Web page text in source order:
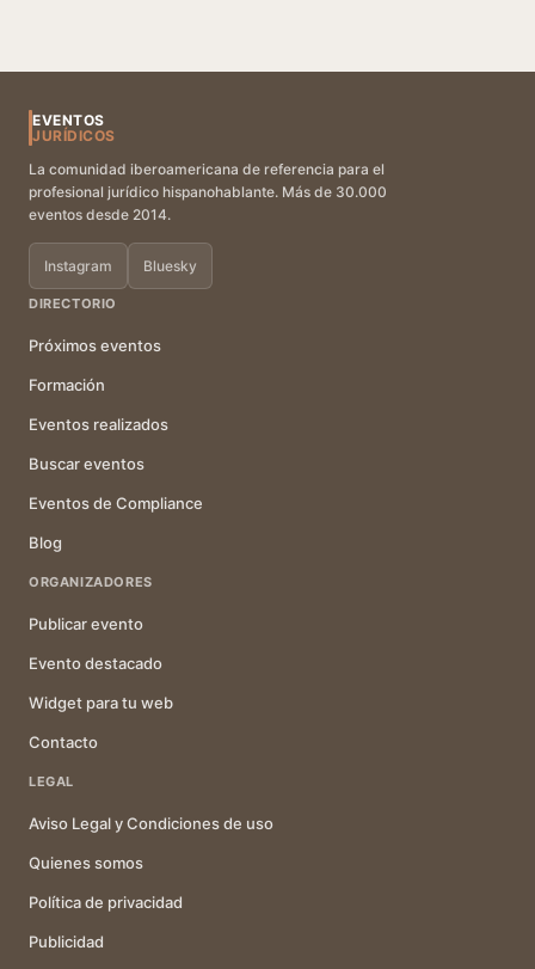
EVENTOS
JURÍDICOS
La comunidad iberoamericana de referencia para el
profesional jurídico hispanohablante. Más de 30.000
eventos desde 2014.
Instagram Bluesky
DIRECTORIO
Próximos eventos
Formación
Eventos realizados
Buscar eventos
Eventos de Compliance
Blog
ORGANIZADORES
Publicar evento
Evento destacado
Widget para tu web
Contacto
LEGAL
Aviso Legal y Condiciones de uso
Quienes somos
Política de privacidad
Publicidad